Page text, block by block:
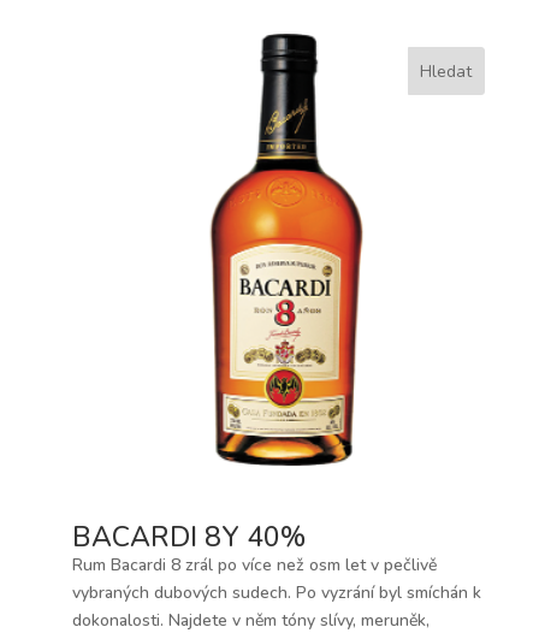
BACARDI 8Y 40%
Rum Bacardi 8 zrál po více než osm let v pečlivě
vybraných dubových sudech. Po vyzrání byl smíchán k
dokonalosti. Najdete v něm tóny slívy, meruněk,